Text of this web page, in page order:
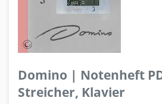
Domino | Notenheft
Streicher, Klavier